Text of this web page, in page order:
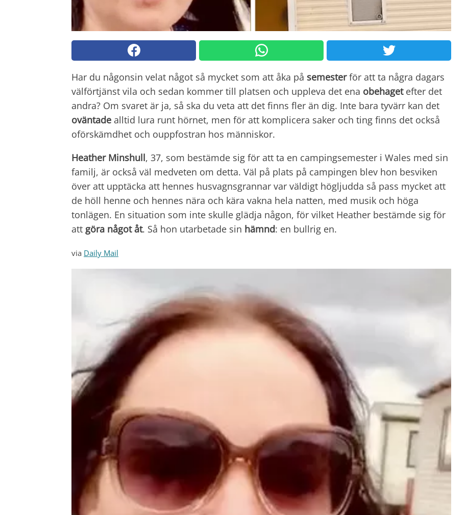
Har du någonsin velat något så mycket som att åka på semesterför att ta några dagars
välförtjänst vila och sedan kommer till platsen och uppleva det ena obehagetefter det
andra? Om svaret är ja, så ska du veta att det finns fler än dig. Inte bara tyvärr kan det
oväntade alltid lura runt hörnet, men för att komplicera saker och ting finns det också
oförskämdhet och ouppfostran hos människor.
Heather Minshull, 37, som bestämde sig för att ta en campingsemester i Wales med sin
familj, är också väl medveten om detta. Väl på plats på campingen blev hon besviken
över att upptäcka att hennes husvagnsgrannar var väldigt högljudda så pass mycket att
de höll henne och hennes nära och kära vakna hela natten, med musik och höga
tonlägen. En situation som inte skulle glädja någon, för vilket Heather bestämde sig för
att göra något åt. Så hon utarbetade sin hämnd: en bullrig en.
via Daily Mail